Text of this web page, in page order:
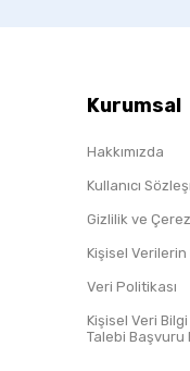
Kurumsal
Hakkımızda
Kullanıcı
Gizlilik ve
Kişisel Verilerin
Veri Politikası
Kişisel Veri
Talebi Başvuru